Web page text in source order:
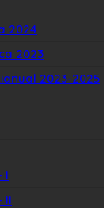
2024
2023
2023-2025
I
II